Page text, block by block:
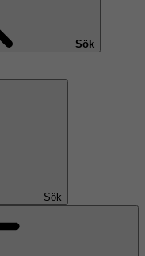
Sök
Sök